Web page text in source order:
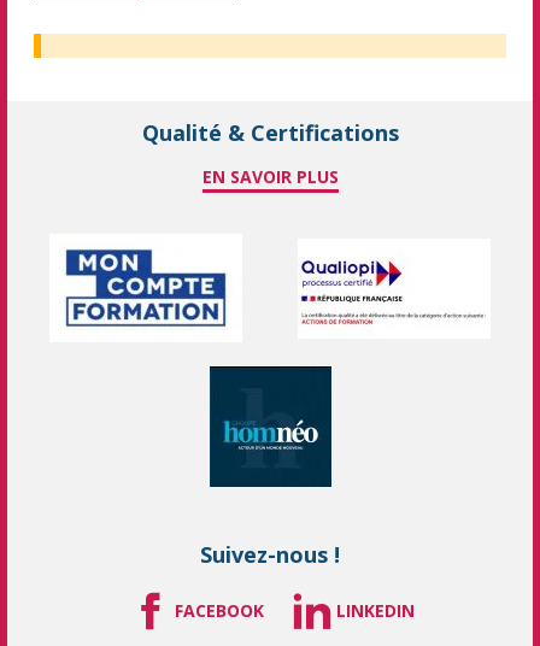
Qualité & Certifications
EN SAVOIR PLUS
Suivez-nous !
FACEBOOK LINKEDIN